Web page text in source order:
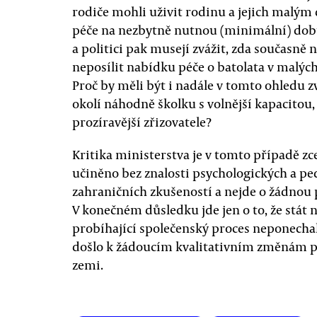
rodiče mohli uživit rodinu a jejich
péče na nezbytně nutnou (minimální)
a politici pak musejí zvážit, zda
neposílit nabídku péče o batolata v
Proč by měli být i nadále v tomto ohledu
okolí náhodně školku s volnější
prozíravější zřizovatele?
Kritika ministerstva je v tomto případě
učiněno bez znalosti psychologických a
zahraničních zkušeností a nejde o
V konečném důsledku jde jen o to, že stát
probíhající společenský proces
došlo k žádoucím kvalitativním změnám
zemi.